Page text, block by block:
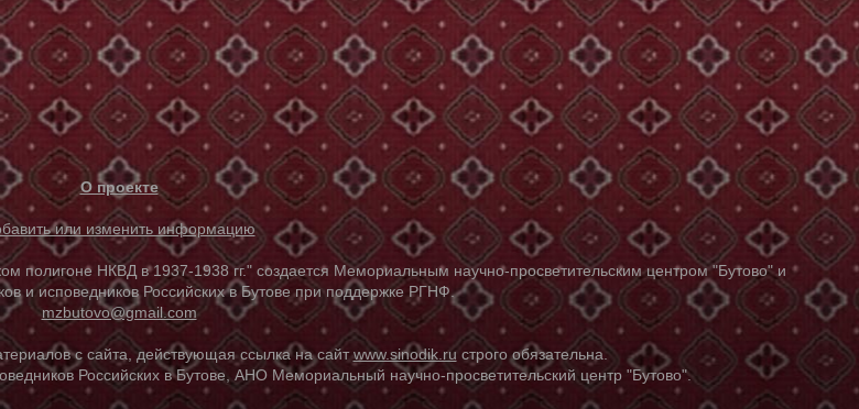
О проекте
или изменить информацию
НКВД в 1937-1938 гг." создается Мемориальным научно-просветительским центром "Бутово" и
и исповедников Российских в Бутове при поддержке РГНФ.
mzbutovo@gmail.com
с сайта, действующая ссылка на сайтwww.sinodik.ru строго обязательна.
Российских в Бутове, АНО Мемориальный научно-просветительский центр "Бутово".